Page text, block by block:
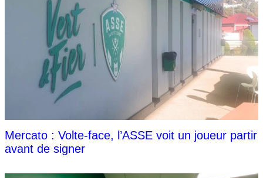
Mercato : Volte-face, l’ASSE voit un joueur partir
avant de signer